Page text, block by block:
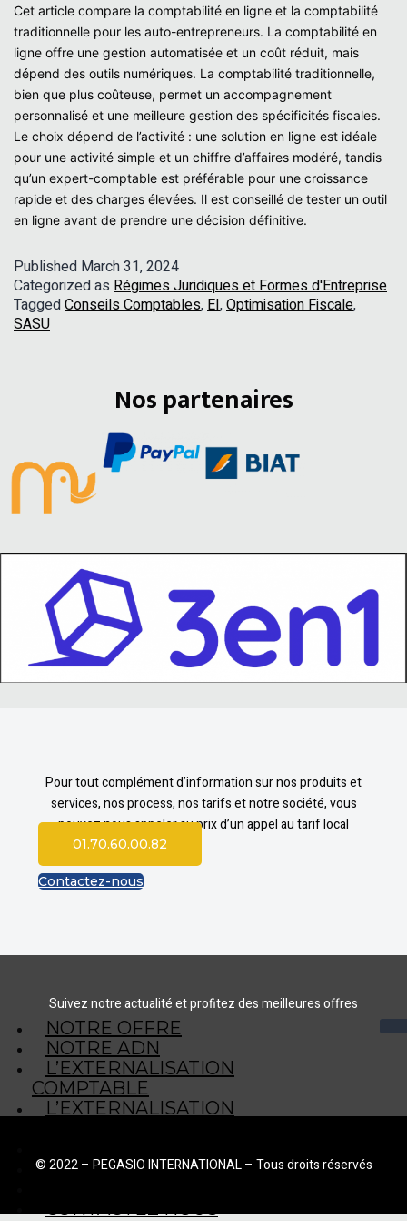
Cet article compare la comptabilité en ligne et la comptabilité
traditionnelle pour les auto-entrepreneurs. La comptabilité en
ligne offre une gestion automatisée et un coût réduit, mais
dépend des outils numériques. La comptabilité traditionnelle,
bien que plus coûteuse, permet un accompagnement
personnalisé et une meilleure gestion des spécificités fiscales.
Le choix dépend de l’activité : une solution en ligne est idéale
pour une activité simple et un chiffre d’affaires modéré, tandis
qu’un expert-comptable est préférable pour une croissance
rapide et des charges élevées. Il est conseillé de tester un outil
en ligne avant de prendre une décision définitive.
Published March 31, 2024
Categorized as Régimes Juridiques et Formes d'Entreprise
TaggedConseils Comptables,EI,Optimisation Fiscale,
SASU
Nos partenaires
Pour tout complément d’information sur nos produits et
services, nos process, nos tarifs et notre société, vous
pouvez nous appeler au prix d’un appel au tarif local
01.70.60.00.82
Contactez-nous
Suivez notre actualité et profitez des meilleures offres
NOTRE OFFRE
NOTRE ADN
L’EXTERNALISATION
COMPTABLE
L’EXTERNALISATION
CGV
© 2022 – PEGASIO INTERNATIONAL – Tous droits réservés